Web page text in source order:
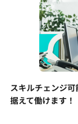
スキルチェンジ
据えて働けます！